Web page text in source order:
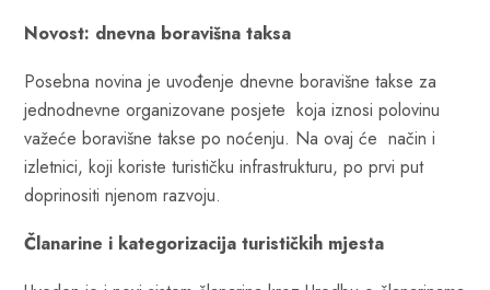
Novost: dnevna boravišna taksa
Posebna novina je uvođenje dnevne boravišne takse za
jednodnevne organizovane posjete koja iznosi polovinu
važeće boravišne takse po noćenju. Na ovaj će način i
izletnici, koji koriste turističku infrastrukturu, po prvi put
doprinositi njenom razvoju.
Članarine i kategorizacija turističkih mjesta